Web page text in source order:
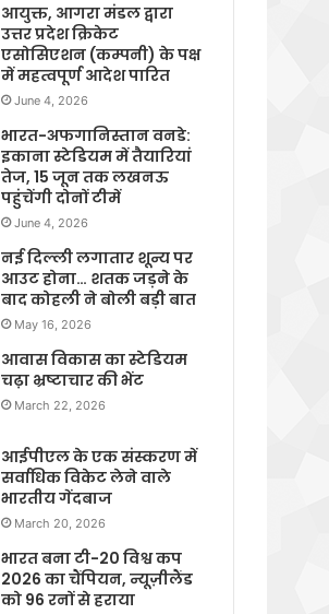
आयुक्त, आगरा मंडल द्वारा
उत्तर प्रदेश क्रिकेट
एसोसिएशन (कम्पनी) के पक्ष
में महत्वपूर्ण आदेश पारित
June 4, 2026
भारत-अफगानिस्तान वनडे:
इकाना स्टेडियम में तैयारियां
तेज, 15 जून तक लखनऊ
पहुंचेंगी दोनों टीमें
June 4, 2026
नई दिल्ली लगातार शून्य पर
आउट होना… शतक जड़ने के
बाद कोहली ने बोली बड़ी बात
May 16, 2026
आवास विकास का स्टेडियम
चढ़ा भ्रष्टाचार की भेंट
March 22, 2026
आईपीएल के एक संस्करण में
सर्वाधिक विकेट लेने वाले
भारतीय गेंदबाज
March 20, 2026
भारत बना टी-20 विश्व कप
2026 का चैंपियन, न्यूज़ीलैंड
को 96 रनों से हराया